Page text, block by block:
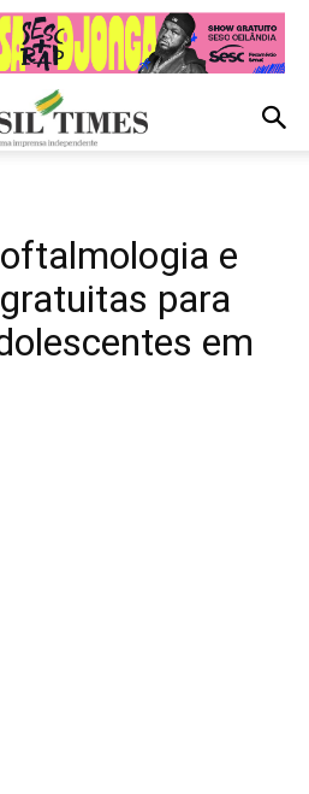
e
para
em